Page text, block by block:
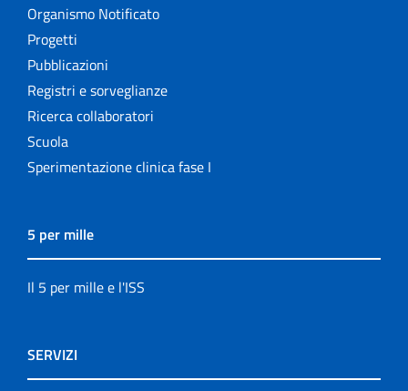
Organismo Notificato
Progetti
Pubblicazioni
Registri e sorveglianze
Ricerca collaboratori
Scuola
Sperimentazione clinica fase I
5 per mille
Il 5 per mille e l'ISS
SERVIZI